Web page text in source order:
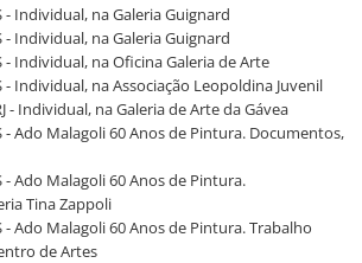
- Individual, na Galeria Guignard
- Individual, na Galeria Guignard
- Individual, na Oficina Galeria de Arte
- Individual, na Associação Leopoldina Juvenil
- Individual, na Galeria de Arte da Gávea
- Ado Malagoli 60 Anos de Pintura. Documentos,
- Ado Malagoli 60 Anos de Pintura.
Tina Zappoli
- Ado Malagoli 60 Anos de Pintura. Trabalho
de Artes